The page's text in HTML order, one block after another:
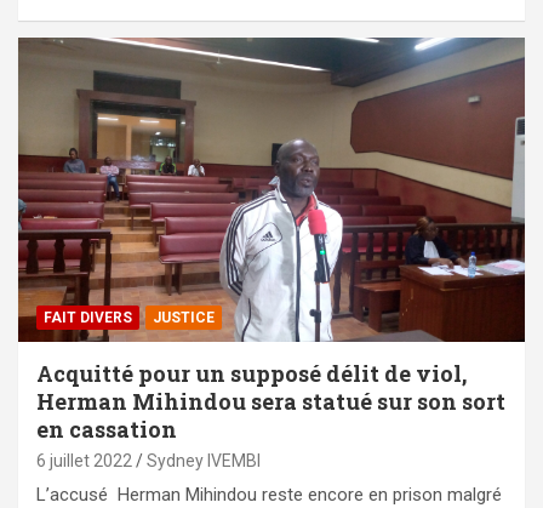
FAIT DIVERS JUSTICE
Acquitté pour un supposé délit de viol,
Herman Mihindou sera statué sur son sort
en cassation
6 juillet 2022 Sydney IVEMBI
L’accusé Herman Mihindou reste encore en prison malgré